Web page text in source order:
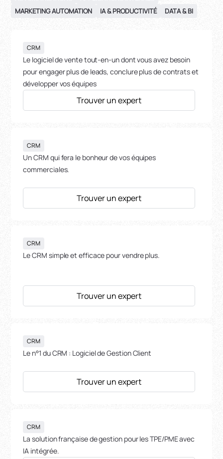
MARKETING AUTOMATION
IA & PRODUCTIVITÉ DATA & BI
CRM
Le logiciel de vente tout-en-un dont vous avez besoin
pour engager plus de leads, conclure plus de contrats et
développer vos équipes
Trouver un expert
CRM
Un CRM qui fera le bonheur de vos équipes
commerciales.
Trouver un expert
CRM
Le CRM simple et efficace pour vendre plus.
Trouver un expert
CRM
Le n°1 du CRM : Logiciel de Gestion Client
Trouver un expert
CRM
La solution française de gestion pour les TPE/PME avec
IA intégrée.